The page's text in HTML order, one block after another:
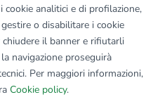
cookie analitici e di profilazione,
gestire o disabilitare i cookie
chiudere il banner e rifiutarli
navigazione proseguirà
Per maggiori informazioni,
Cookie policy.